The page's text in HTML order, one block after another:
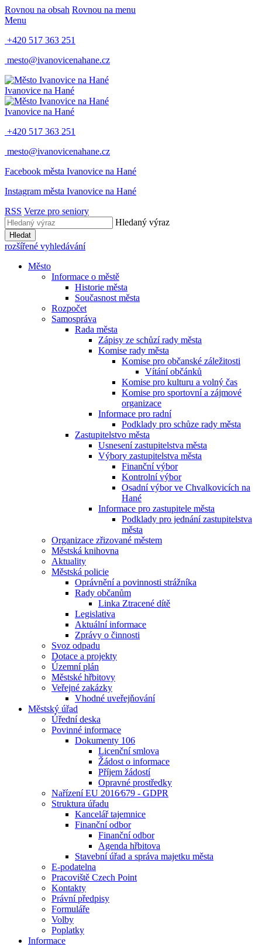
Rovnou na obsah Rovnou na menu
Menu
+420 517 363 251
mesto@ivanovicenahane.cz
Ivanovice na Hané
Ivanovice na Hané
+420 517 363 251
mesto@ivanovicenahane.cz
Facebook města Ivanovice na Hané
Instagram města Ivanovice na Hané
RSS Verze pro seniory
Hledaný výraz
Hledat
rozšířené vyhledávání
Město
Informace o městě
Historie města
Současnost města
Rozpočet
Samospráva
Rada města
Zápisy ze schůzí rady města
Komise rady města
Komise pro občanské záležitosti
Vítání občánků
Komise pro kulturu a volný čas
Komise pro sportovní a zájmové
organizace
Informace pro radní
Podklady pro schůze rady města
Zastupitelstvo města
Usnesení zastupitelstva města
Výbory zastupitelstva města
Finanční výbor
Kontrolní výbor
Osadní výbor ve Chvalkovicích na
Hané
Informace pro zastupitele města
Podklady pro jednání zastupitelstva
města
Organizace zřizované městem
Městská knihovna
Aktuality
Městská policie
Oprávnění a povinnosti strážníka
Rady občanům
Linka Ztracené dítě
Legislativa
Aktuální informace
Zprávy o činnosti
Svoz odpadu
Dotace a projekty
Územní plán
Městské hřbitovy
Veřejné zakázky
Vhodné uveřejňování
Městský úřad
Úřední deska
Povinné informace
Dokumenty 106
Licenční smlova
Žádost o informace
Příjem žádostí
Opravné prostředky
Nařízení EU 2016⁄679 - GDPR
Struktura úřadu
Kancelář tajemnice
Finanční odbor
Finanční odbor
Agenda hřbitova
Stavební úřad a správa majetku města
E-podatelna
Pracoviště Czech Point
Kontakty
Právní předpisy
Formuláře
Volby
Poplatky
Informace